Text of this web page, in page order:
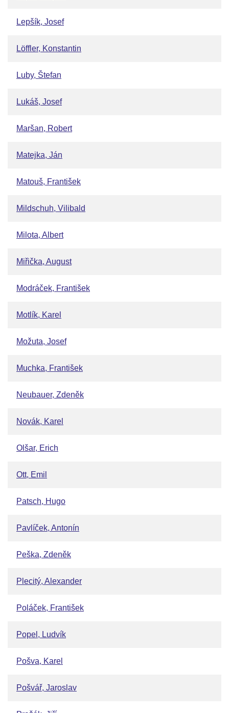
Lepšík, Josef
Löffler, Konstantin
Luby, Štefan
Lukáš, Josef
Maršan, Robert
Matejka, Ján
Matouš, František
Mildschuh, Vilibald
Milota, Albert
Miřička, August
Modráček, František
Motlík, Karel
Možuta, Josef
Muchka, František
Neubauer, Zdeněk
Novák, Karel
Olšar, Erich
Ott, Emil
Patsch, Hugo
Pavlíček, Antonín
Peška, Zdeněk
Plecitý, Alexander
Poláček, František
Popel, Ludvík
Pošva, Karel
Pošvář, Jaroslav